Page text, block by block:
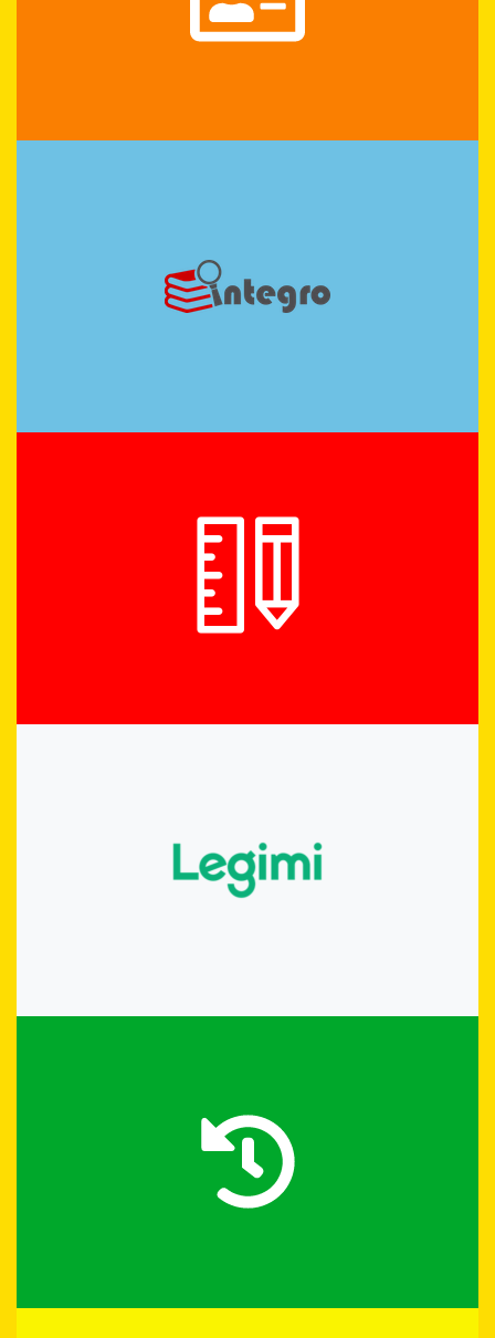
SPRAWDŹ
REGULAMINY
ZAJRZYJ, BO WARTO WIEDZIEĆ
SPRAWDŹ
HISTORIA
COFNIJMY SIĘ W CZASIE
Biuletyn Informacji
Publicznej
ZOBACZ